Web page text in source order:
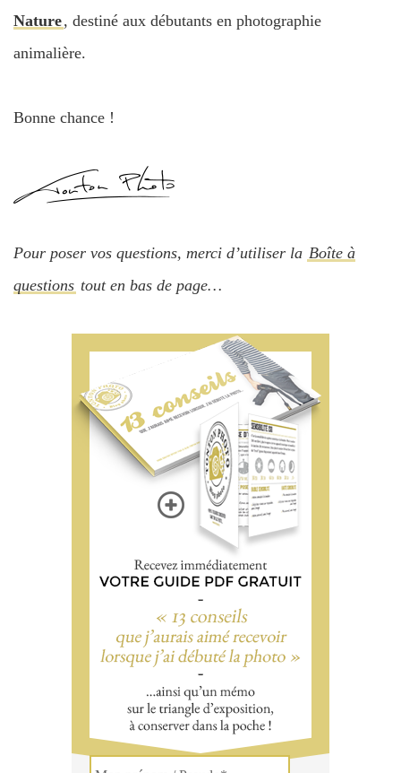
Nature, destiné aux débutants en photographie
animalière.
Bonne chance !
Pour poser vos questions, merci d’utiliser la Boîte à
questions tout en bas de page…